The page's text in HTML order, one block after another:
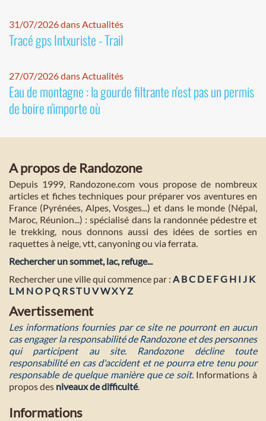
31/07/2026 dans Actualités
Tracé gps Intxuriste - Trail
27/07/2026 dans Actualités
Eau de montagne : la gourde filtrante n'est pas un permis
de boire n'importe où
A propos de Randozone
Depuis 1999, Randozone.com vous propose de nombreux
articles et fiches techniques pour préparer vos aventures en
France (Pyrénées, Alpes, Vosges...) et dans le monde (Népal,
Maroc, Réunion...) : spécialisé dans la randonnée pédestre et
le trekking, nous donnons aussi des idées de sorties en
raquettes à neige, vtt, canyoning ou via ferrata.
Rechercher un sommet, lac, refuge...
Rechercher une ville qui commence par : A BC D E FG H I J K
L M NO PQ RST U VWXYZ
Avertissement
Les informations fournies par ce site ne pourront en aucun
cas engager la responsabilité de Randozone et des personnes
qui participent au site. Randozone décline toute
responsabilité en cas d'accident et ne pourra etre tenu pour
responsable de quelque manière que ce soit. Informations à
propos des niveaux de difficulté.
Informations